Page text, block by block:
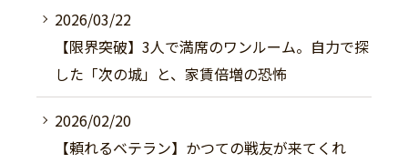
2026/03/22
【限界突破】3人で満席のワンルーム。自力で探
した「次の城」と、家賃倍増の恐怖
2026/02/20
【頼れるベテラン】かつての戦友が来てくれ